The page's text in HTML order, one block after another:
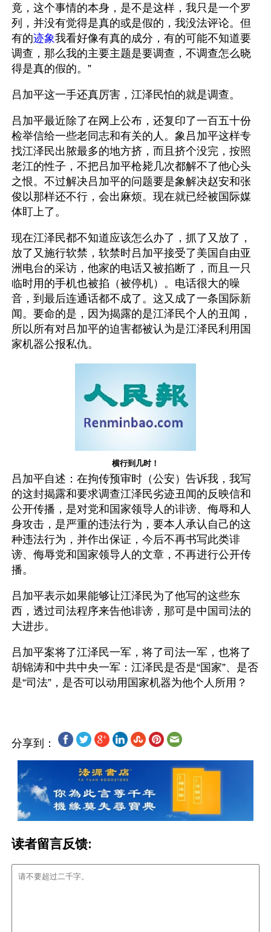
竟，这个事情的本身，是不是这样，我只是一个罗
列，并没有觉得是真的或是假的，我没法评论。但
有的迹象我看好像有真的成分，有的可能不知道要
调查，那么我的主要主题是要调查，不调查怎么晓
得是真的假的。”
吕加平这一手还真厉害，江泽民怕的就是调查。
吕加平最近除了在网上公布，还复印了一百五十份
检举信给一些老同志和有关的人。象吕加平这样专
找江泽民出脓最多的地方挤，而且挤个没完，按照
老江的性子，不把吕加平枪毙几次都解不了他心头
之恨。不过解决吕加平的问题要是象解决赵安和张
俊以那样还不行，会出麻烦。现在就已经被国际媒
体盯上了。
现在江泽民都不知道应该怎么办了，抓了又放了，
放了又施行软禁，软禁时吕加平接受了美国自由亚
洲电台的采访，他家的电话又被掐断了，而且一只
临时用的手机也被掐（被停机）。电话很大的噪
音，到最后连通话都不成了。这又成了一条国际新
闻。要命的是，因为揭露的是江泽民个人的丑闻，
所以所有对吕加平的迫害都被认为是江泽民利用国
家机器公报私仇。
横行到几时！
吕加平自述：在拘传预审时（公安）告诉我，我写
的这封揭露和要求调查江泽民劣迹丑闻的反映信和
公开传播，是对党和国家领导人的诽谤、侮辱和人
身攻击，是严重的违法行为，要本人承认自己的这
种违法行为，并作出保证，今后不再书写此类诽
谤、侮辱党和国家领导人的文章，不再进行公开传
播。
吕加平表示如果能够让江泽民为了他写的这些东
西，透过司法程序来告他诽谤，那可是中国司法的
大进步。
吕加平案将了江泽民一军，将了司法一军，也将了
胡锦涛和中共中央一军：江泽民是否是“国家”、是否
分享到：
读者留言反馈: